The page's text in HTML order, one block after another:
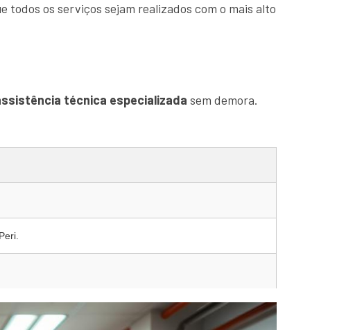
todos os serviços sejam realizados com o mais alto
técnica especializada sem demora.